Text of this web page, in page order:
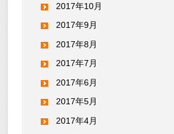
2017年10月
2017年9月
2017年8月
2017年7月
2017年6月
2017年5月
2017年4月